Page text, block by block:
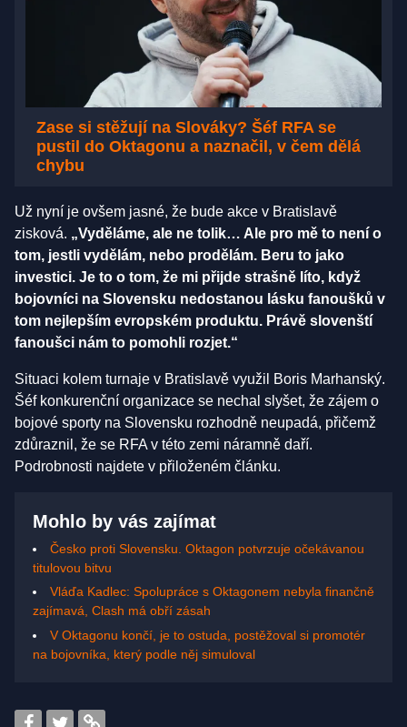
Zase si stěžují na Slováky? Šéf RFA se
pustil do Oktagonu a naznačil, v čem dělá
chybu
Už nyní je ovšem jasné, že bude akce v Bratislavě
zisková. „Vyděláme, ale ne tolik… Ale pro mě to není o
tom, jestli vydělám, nebo prodělám. Beru to jako
investici. Je to o tom, že mi přijde strašně líto, když
bojovníci na Slovensku nedostanou lásku fanoušků v
tom nejlepším evropském produktu. Právě slovenští
fanoušci nám to pomohli rozjet.“
Situaci kolem turnaje v Bratislavě využil Boris Marhanský.
Šéf konkurenční organizace se nechal slyšet, že zájem o
bojové sporty na Slovensku rozhodně neupadá, přičemž
zdůraznil, že se RFA v této zemi náramně daří.
Podrobnosti najdete v přiloženém článku.
Mohlo by vás zajímat
Česko proti Slovensku. Oktagon potvrzuje očekávanou
titulovou bitvu
Vláďa Kadlec: Spolupráce s Oktagonem nebyla finančně
zajímavá, Clash má obří zásah
V Oktagonu končí, je to ostuda, postěžoval si promotér
na bojovníka, který podle něj simuloval